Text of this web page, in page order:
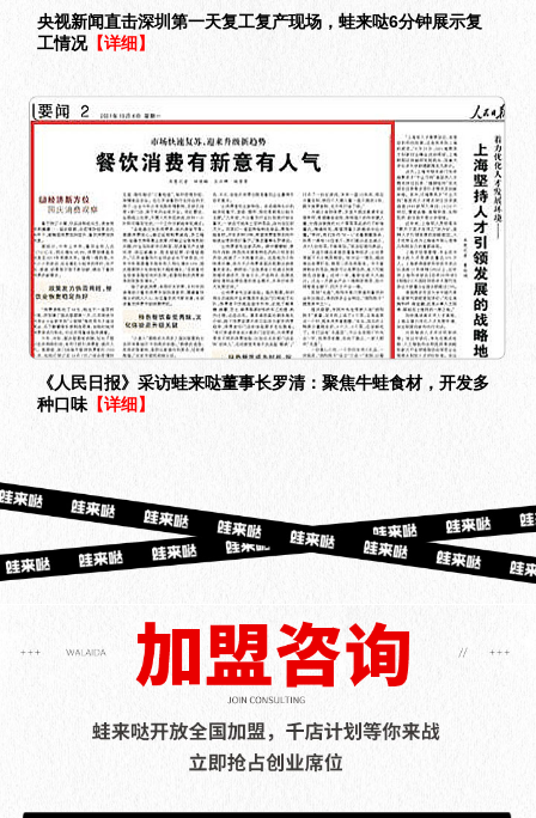
央视新闻直击深圳第一天复工复产现场，蛙来哒6分钟展示复
工情况【详细】
《人民日报》采访蛙来哒董事长罗清：聚焦牛蛙食材，开发多
种口味 【详细】